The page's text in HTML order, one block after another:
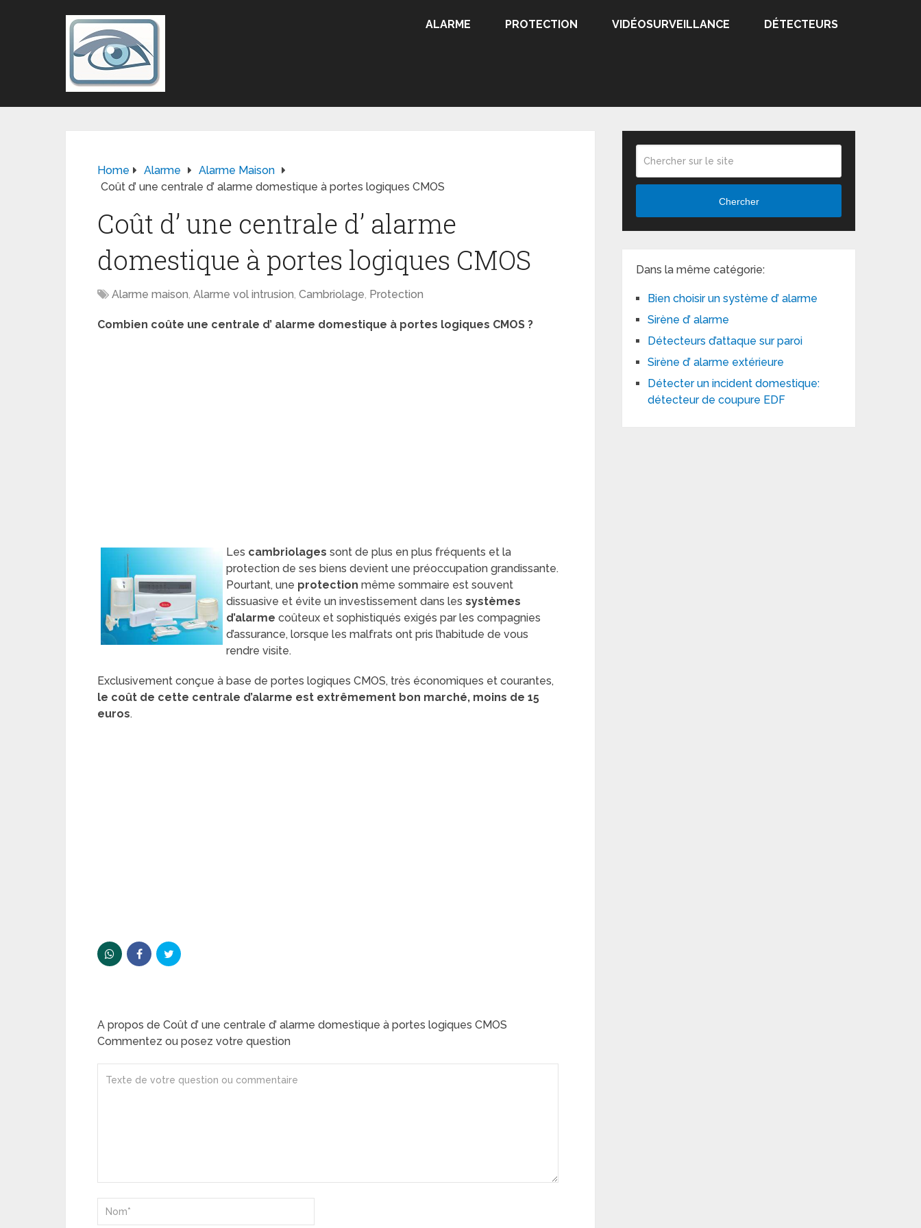
ALARME PROTECTION VIDÉOSURVEILLANCE DÉTECTEURS
Home Alarme
Alarme Maison
Coût d’ une centrale d’ alarme domestique à portes logiques CMOS
Coût d’ une centrale d’ alarme
domestique à portes logiques CMOS
Alarme maison, Alarme vol intrusion, Cambriolage, Protection
Combien coûte une centrale d’ alarme domestique à portes logiques CMOS ?
Les cambriolages sont de plus en plus fréquents et la
protection de ses biens devient une préoccupation grandissante.
Pourtant, une protection même sommaire est souvent
dissuasive et évite un investissement dans les systèmes
d’alarme coûteux et sophistiqués exigés par les compagnies
d’assurance, lorsque les malfrats ont pris l’habitude de vous
rendre visite.
Exclusivement conçue à base de portes logiques CMOS, très économiques et courantes,
le coût de cette centrale d’alarme est extrêmement bon marché, moins de 15
euros.
A propos de Coût d’ une centrale d’ alarme domestique à portes logiques CMOS
Commentez ou posez votre question
Chercher
Dans la même catégorie:
Bien choisir un système d’ alarme
Sirène d’ alarme
Détecteurs d’attaque sur paroi
Sirène d’ alarme extérieure
Détecter un incident domestique:
détecteur de coupure EDF